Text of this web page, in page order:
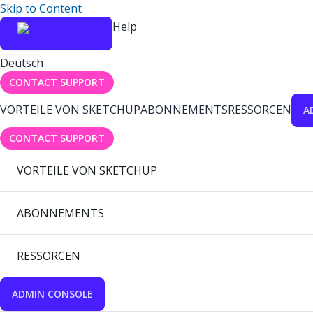
Skip to Content
Help
Deutsch
CONTACT SUPPORT
VORTEILE VON SKETCHUPABONNEMENTSRESSORCEN
CONTACT SUPPORT
VORTEILE VON SKETCHUP
ABONNEMENTS
RESSORCEN
ADMIN CONSOLE